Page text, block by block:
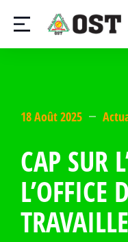
18 Août 2025
CAP SUR
L’OFFICE